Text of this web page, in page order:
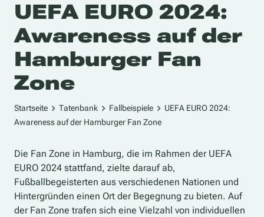
UEFA EURO 2024:
Awareness auf der
Hamburger Fan
Zone
Startseite Tatenbank Fallbeispiele
UEFA EURO 2024:
Awareness auf der Hamburger Fan Zone
Die Fan Zone in Hamburg, die im Rahmen der UEFA
EURO 2024 stattfand, zielte darauf ab,
Fußballbegeisterten aus verschiedenen Nationen und
Hintergründen einen Ort der Begegnung zu bieten. Auf
der Fan Zone trafen sich eine Vielzahl von individuellen